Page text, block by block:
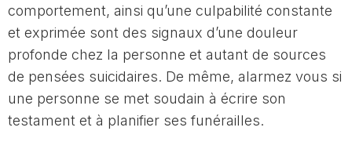
comportement, ainsi qu’une culpabilité constante
et exprimée sont des signaux d’une douleur
profonde chez la personne et autant de sources
de pensées suicidaires. De même, alarmez vous si
une personne se met soudain à écrire son
testament et à planifier ses funérailles.